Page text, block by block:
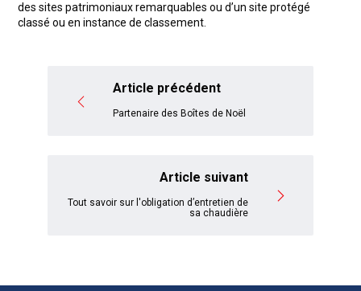
des sites patrimoniaux remarquables ou d’un site protégé
classé ou en instance de classement.
Article précédent
Partenaire des Boîtes de Noël
Article suivant
Tout savoir sur l'obligation d’entretien de
sa chaudière